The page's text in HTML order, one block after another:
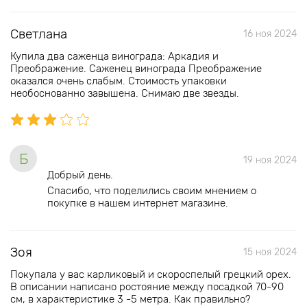
Светлана 16 ноя 2024
Купила два саженца винограда: Аркадия и
Преображение. Саженец винограда Преображение
оказался очень слабым. Стоимость упаковки
необоснованно завышена. Снимаю две звезды.
Б 19 ноя 2024
Добрый день.
Спасибо, что поделились своим мнением о
покупке в нашем интернет магазине.
Зоя 15 ноя 2024
Покупала у вас карликовый и скороспелый грецкий орех.
В описании написано ростояние между посадкой 70-90
см, в характеристике 3 -5 метра. Как правильно?